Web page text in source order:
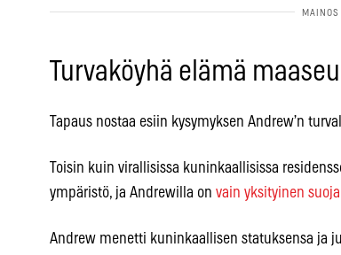
Turvaköyhä elämä
Tapaus nostaa esiin kysymyksen Andrew’n
Toisin kuin virallisissa kuninkaallisissa
ympäristö, ja Andrewilla on vain yksityinen
Andrew menetti kuninkaallisen statuksensa ja